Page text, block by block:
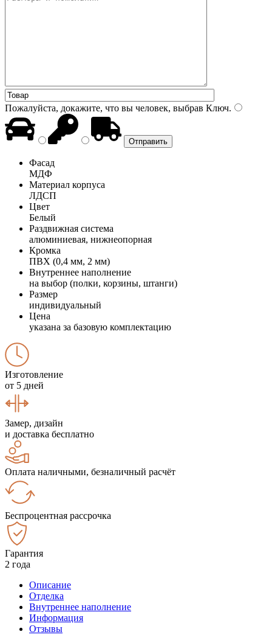
Пожалуйста, докажите, что вы человек, выбрав Ключ.
Фасад
МДФ
Материал корпуса
ЛДСП
Цвет
Белый
Раздвижная система
алюминиевая, нижнеопорная
Кромка
ПВХ (0,4 мм, 2 мм)
Внутреннее наполнение
на выбор (полки, корзины, штанги)
Размер
индивидуальный
Цена
указана за базовую комплектацию
Изготовление
от 5 дней
Замер, дизайн
и доставка бесплатно
Оплата наличными, безналичный расчёт
Беспроцентная рассрочка
Гарантия
2 года
Описание
Отделка
Внутреннее наполнение
Информация
Отзывы